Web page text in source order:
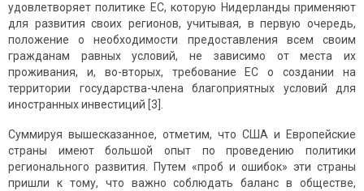
удовлетворяет политике ЕС, которую Нидерланды применяют
для развития своих регионов, учитывая, в первую очередь,
положение о необходимости предоставления всем своим
гражданам равных условий, не зависимо от места их
проживания, и, во-вторых, требование ЕС о создании на
территории государства-члена благоприятных условий для
иностранных инвестиций [3].
Суммируя вышесказанное, отметим, что США и Европейские
страны имеют большой опыт по проведению политики
регионального развития. Путем «проб и ошибок» эти страны
пришли к тому, что важно соблюдать баланс в обществе,